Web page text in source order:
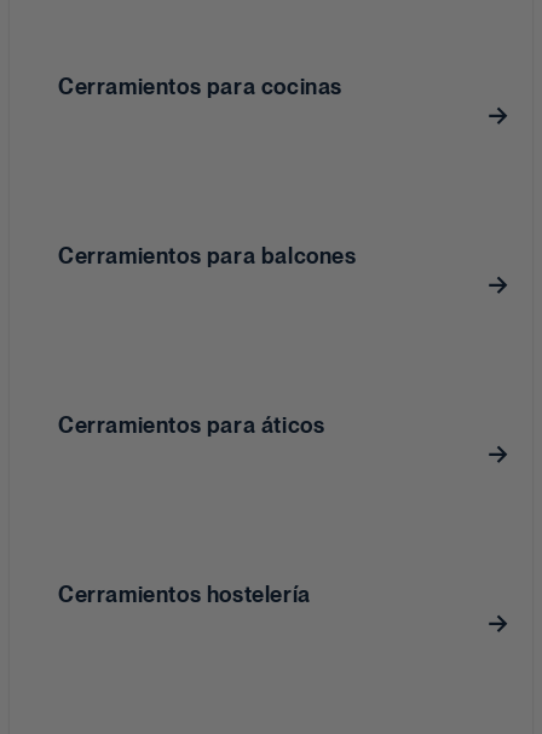
Cerramientos para cocinas
Cerramientos para balcones
Cerramientos para áticos
Cerramientos hostelería